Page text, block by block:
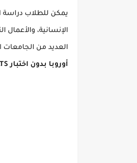
يمكن للطلاب دراسة
الإنسانية، والأعمال
العديد من الجامعات
أوروبا بدون اختبار IELTS في عام 2021